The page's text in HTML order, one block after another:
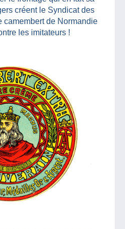
créent le Syndicat des
camembert de Normandie
les imitateurs !